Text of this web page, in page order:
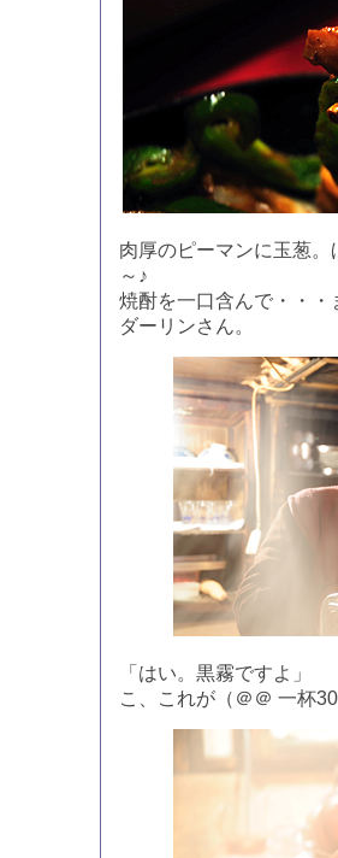
肉厚のピーマンに玉葱
～♪
焼酎を一口含んで・・
ダーリンさん。
「はい。黒霧ですよ」
こ、これが（＠＠ 一杯